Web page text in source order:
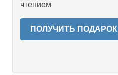
чтением
ПОЛУЧИТЬ ПОДАРОК